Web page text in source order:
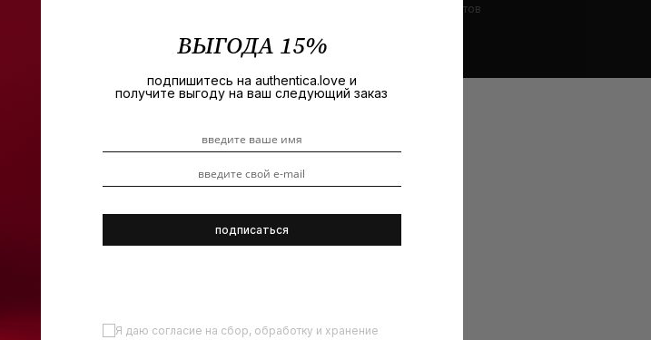
Обзоры продуктов
и узнать о каждом подробнее можнов нашем онлайн-бутике
ВЫГОДА 15%
подпишитесь на authentica.love и
получите выгоду на ваш следующий заказ
Я даю согласие на сбор, обработку и хранение